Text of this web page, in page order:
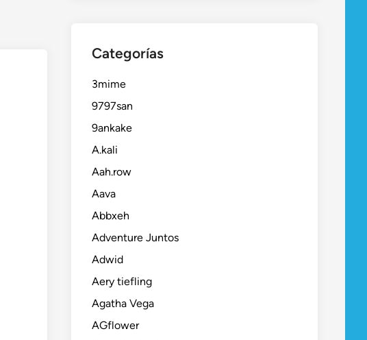
Categorías
3mime
9797san
9ankake
A.kali
Aah.row
Aava
Abbxeh
Adventure Juntos
Adwid
Aery tiefling
Agatha Vega
AGflower